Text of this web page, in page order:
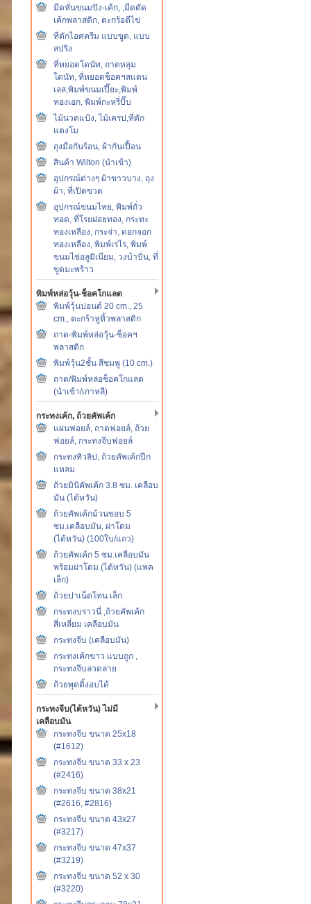
มีดหั่นขนมปัง-เค้ก, ,มีดตัด
เค้กพลาสติก, ตะกร้อตีไข่
ที่ตักไอศครีม แบบขูด, แบบ
สปริง
ที่หยอดโดนัท, ถาดหลุม
โดนัท, ที่หยอดช็อคฯสแตน
เลส,พิมพ์ขนมเปี๊ยะ,พิมพ์
ทองเอก, พิมพ์กะหรี่ปั๊บ
ไม้นวดแป้ง, ไม้เครป,ที่ตัก
แตงโม
ถุงมือกันร้อน, ผ้ากันเปื้อน
สินค้า Wilton (นำเข้า)
อุปกรณ์ต่างๆ ผ้าขาวบาง, ถุง
ผ้า, ที่เปิดขวด
อุปกรณ์ขนมไทย, พิมพ์ถั่ว
ทอด, ที่โรยฝอยทอง, กระทะ
ทองเหลือง, กระจ่า, ดอกจอก
ทองเหลือง, พิมพ์เรไร, พิมพ์
ขนมไข่อลูมิเนียม, วงบ้าบิ่น, ที่
ขูดมะพร้าว
พิมพ์หล่อวุ้น-ช็อคโกแลต
พิมพ์วุ้นปอนด์ 20 cm., 25
cm., ตะกร้าหูหิ้วพลาสติก
ถาด-พิมพ์หล่อวุ้น-ช็อคฯ
พลาสติก
พิมพ์วุ้น2ชั้น สีชมพู (10 cm.)
ถาด/พิมพ์หล่อช็อคโกแลต
(นำเข้า/เกาหลี)
กระทงเค้ก, ถ้วยคัพเค้ก
แผ่นฟอยล์, ถาดฟอยล์, ถ้วย
ฟอยล์, กระทงจีบฟอยล์
กระทงทิวลิป, ถ้วยคัพเค้กปีก
แหลม
ถ้วยมินิคัพเค้ก 3.8 ซม. เคลือบ
มัน (ไต้หวัน)
ถ้วยคัพเค้กม้วนขอบ 5
ซม.เคลือบมัน, ฝาโดม
(ไต้หวัน) (100ใบ/แถว)
ถ้วยคัพเค้ก 5 ซม.เคลือบมัน
พร้อมฝาโดม (ไต้หวัน) (แพค
เล็ก)
ถ้วยปาเน็ตโทน เล็ก
กระทงบราวนี่ ,ถ้วยคัพเค้ก
สี่เหลี่ยม เคลือบมัน
กระทงจีบ (เคลือบมัน)
กระทงเค้กขาว แบบถูก ,
กระทงจีบลวดลาย
ถ้วยพุดดิ้งอบได้
กระทงจีบ(ไต้หวัน) ไม่มี
เคลือบมัน
กระทงจีบ ขนาด 25x18
(#1612)
กระทงจีบ ขนาด 33 x 23
(#2416)
กระทงจีบ ขนาด 38x21
(#2616, #2816)
กระทงจีบ ขนาด 43x27
(#3217)
กระทงจีบ ขนาด 47x37
(#3219)
กระทงจีบ ขนาด 52 x 30
(#3220)